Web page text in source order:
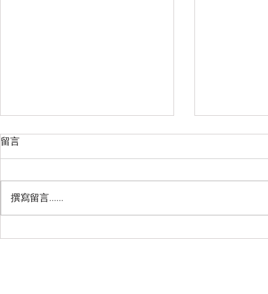
丰胸用什么效果好？粉嫩公主
蛋给你货真价实的胸
亚洲人是怎
留言
撰寫留言......